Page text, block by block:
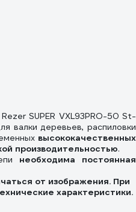
SUPER VXL93PRO-50 St-
валки деревьев, распиловки
высококачественных
производительностью.
необходима постоянная
от изображения. При
характеристики.